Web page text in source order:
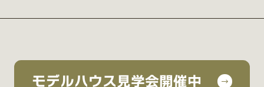
モデルハウス見学会開催中